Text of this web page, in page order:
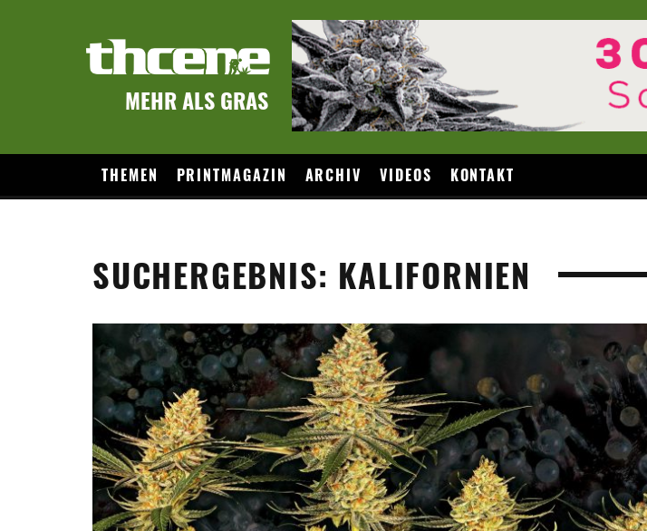
MEHR ALS GRAS
THEMEN PRINTMAGAZIN ARCHIV VIDEOS KONTAKT
SUCHERGEBNIS: KALIFORNIEN